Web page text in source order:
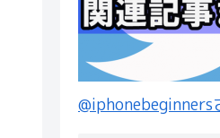
@iphonebeginners